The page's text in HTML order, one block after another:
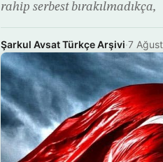
rahip serbest bırakılmadıkça,
Şarkul Avsat Türkçe Arşivi·7